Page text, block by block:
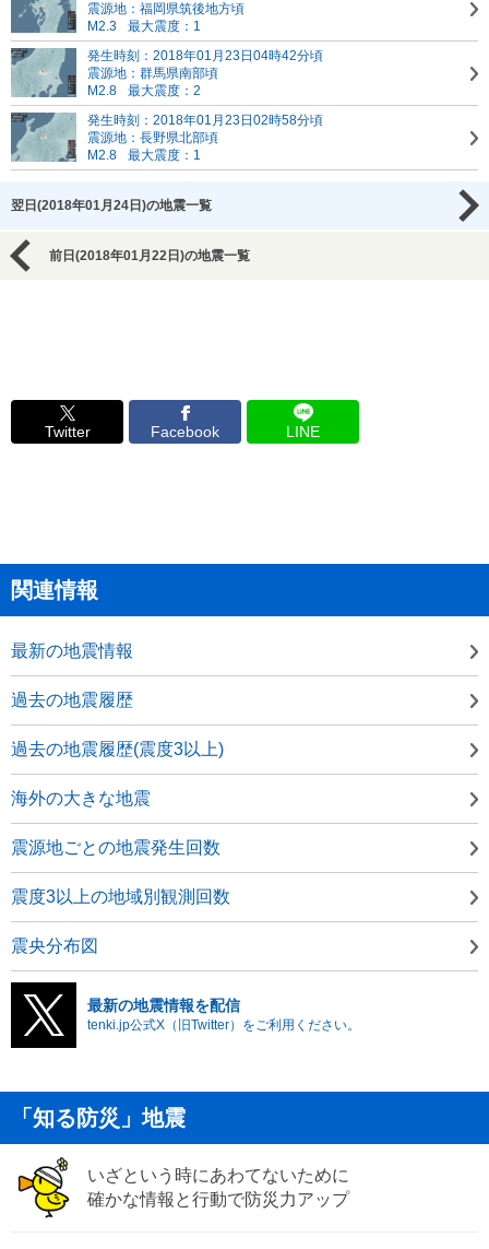
震源地：福岡県筑後地方頃
M2.3
最大震度：1
発生時刻：2018年01月23日04時42分頃
震源地：群馬県南部頃
M2.8
最大震度：2
発生時刻：2018年01月23日02時58分頃
震源地：長野県北部頃
M2.8
最大震度：1
翌日(2018年01月24日)の地震一覧
前日(2018年01月22日)の地震一覧
Twitter Facebook LINE
関連情報
最新の地震情報
過去の地震履歴
過去の地震履歴(震度3以上)
海外の大きな地震
震源地ごとの地震発生回数
震度3以上の地域別観測回数
震央分布図
最新の地震情報を配信
tenki.jp公式X（旧Twitter）をご利用ください。
「知る防災」地震
いざという時にあわてないために
確かな情報と行動で防災力アップ